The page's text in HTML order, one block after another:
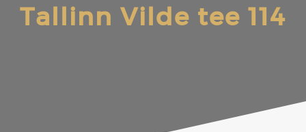
Tallinn Vilde tee 114